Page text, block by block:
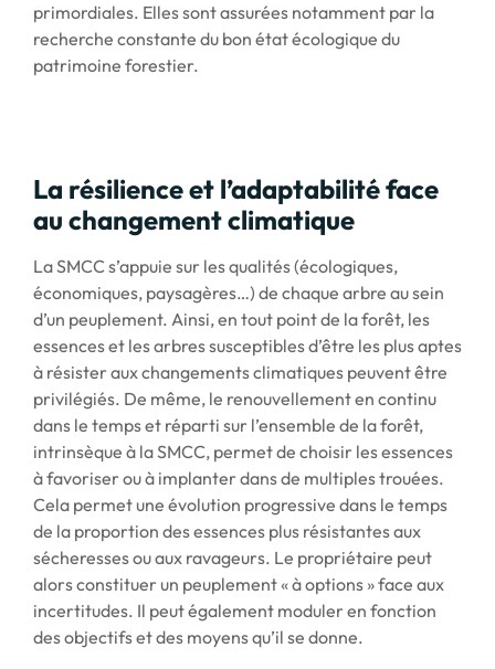
primordiales. Elles sont assurées notamment par la
recherche constante du bon état écologique du
patrimoine forestier.
La résilience et l’adaptabilité face
au changement climatique
La SMCC s’appuie sur les qualités (écologiques,
économiques, paysagères…) de chaque arbre au sein
d’un peuplement. Ainsi, en tout point de la forêt, les
essences et les arbres susceptibles d’être les plus aptes
à résister aux changements climatiques peuvent être
privilégiés. De même, le renouvellement en continu
dans le temps et réparti sur l’ensemble de la forêt,
intrinsèque à la SMCC, permet de choisir les essences
à favoriser ou à implanter dans de multiples trouées.
Cela permet une évolution progressive dans le temps
de la proportion des essences plus résistantes aux
sécheresses ou aux ravageurs. Le propriétaire peut
alors constituer un peuplement « à options » face aux
incertitudes. Il peut également moduler en fonction
des objectifs et des moyens qu’il se donne.